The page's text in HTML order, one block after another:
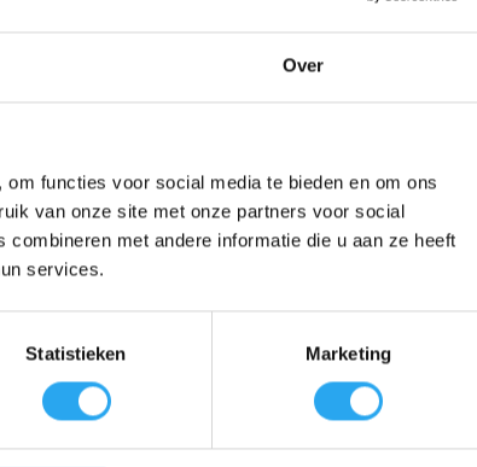
Over
functies voor social media te bieden en om ons
van onze site met onze partners voor social
met andere informatie die u aan ze heeft
services.
Statistieken Marketing
topkwaliteit in een compact en draagbaar jasje. Dit
terras, fiets, motor of auto. Dankzij de bekende,
losgeweekt vuil direct en efficiënt weg. Dit hoge debiet
roterende wasborstel. De machine beschikt over een
u het uitschakelpistool loslaat, wat energie bespaart en de
vlakstraallans, zodat u direct voor elke klus de juiste straal